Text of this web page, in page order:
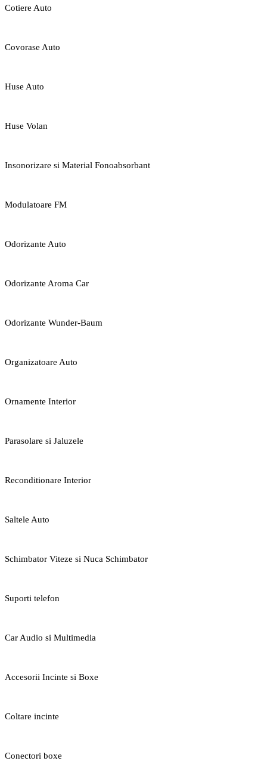
Cotiere Auto
Covorase Auto
Huse Auto
Huse Volan
Insonorizare si Material Fonoabsorbant
Modulatoare FM
Odorizante Auto
Odorizante Aroma Car
Odorizante Wunder-Baum
Organizatoare Auto
Ornamente Interior
Parasolare si Jaluzele
Reconditionare Interior
Saltele Auto
Schimbator Viteze si Nuca Schimbator
Suporti telefon
Car Audio si Multimedia
Accesorii Incinte si Boxe
Coltare incinte
Conectori boxe